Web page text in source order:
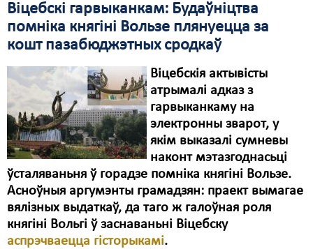
Віцебскі гарвыканкам: Будаўніцтва
помніка княгіні Вользе плянуецца за
кошт пазабюджэтных сродкаў
Віцебскія актывісты
атрымалі адказ з
гарвыканкаму на
электронны зварот, у
якім выказалі сумневы
наконт мэтазгоднасьці
ўсталяваньня ў горадзе помніка княгіні Вользе.
Асноўныя аргумэнты грамадзян: праект вымагае
вялізных выдаткаў, да таго ж галоўная роля
княгіні Вольгі ў заснаваньні Віцебску
аспрэчваецца гісторыкамі.